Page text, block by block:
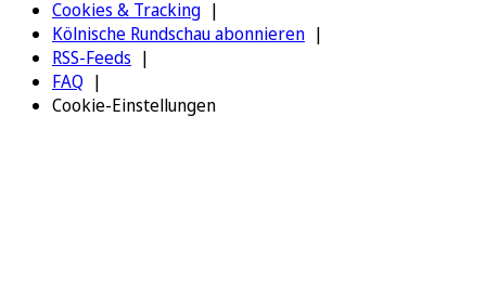
Cookies & Tracking
Kölnische Rundschau abonnieren
RSS-Feeds
FAQ
Cookie-Einstellungen